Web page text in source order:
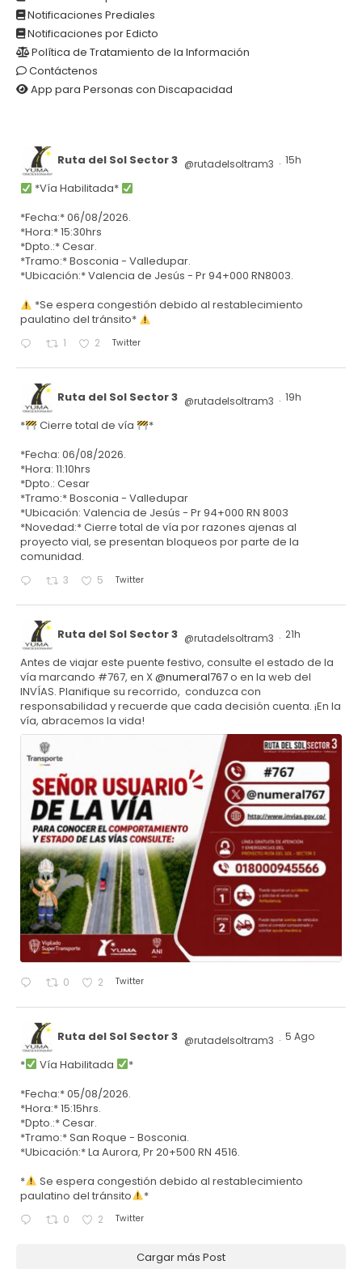
Notificaciones Prediales
Notificaciones por Edicto
Política de Tratamiento de la Información
Contáctenos
App para Personas con Discapacidad
Ruta del Sol Sector 3 @rutadelsoltram3 · 15h
*Vía Habilitada*
*Fecha:* 06/08/2026.
*Hora:* 15:30hrs
*Dpto.:* Cesar.
*Tramo:* Bosconia - Valledupar.
*Ubicación:* Valencia de Jesús - Pr 94+000 RN8003.
*Se espera congestión debido al restablecimiento
paulatino del tránsito*
1 2 Twitter
Ruta del Sol Sector 3 @rutadelsoltram3 · 19h
* Cierre total de vía
*
*Fecha: 06/08/2026.
*Hora: 11:10hrs
*Dpto.: Cesar
*Tramo:* Bosconia - Valledupar
*Ubicación: Valencia de Jesús - Pr 94+000 RN 8003
*Novedad:* Cierre total de vía por razones ajenas al
proyecto vial, se presentan bloqueos por parte de la
comunidad.
3 5 Twitter
Ruta del Sol Sector 3 @rutadelsoltram3 · 21h
Antes de viajar este puente festivo, consulte el estado de la
vía marcando #767, en X@numeral767o en la web del
INVÍAS. Planifique su recorrido, conduzca con
responsabilidad y recuerde que cada decisión cuenta. ¡En la
vía, abracemos la vida!
0 2 Twitter
Ruta del Sol Sector 3 @rutadelsoltram3 · 5 Ago
* Vía Habilitada
*
*Fecha:* 05/08/2026.
*Hora:* 15:15hrs.
*Dpto.:* Cesar.
*Tramo:* San Roque - Bosconia.
*Ubicación:* La Aurora, Pr 20+500 RN 4516.
*
Se espera congestión debido al restablecimiento
paulatino del tránsito
*
0 2 Twitter
Cargar más Post